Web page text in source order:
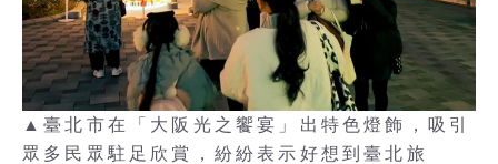
▲臺北市在「大阪光之饗宴」出特色燈飾，吸引
眾多民眾駐足欣賞，紛紛表示好想到臺北旅